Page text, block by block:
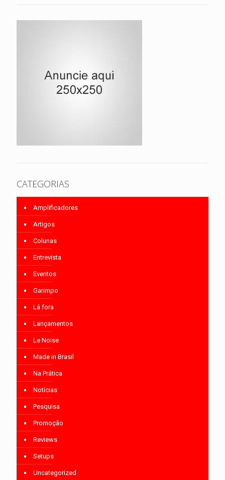
CATEGORIAS
Amplificadores
Artigos
Colunas
Entrevista
Eventos
Garimpo
Lá fora
Lançamentos
Le Noise
Made in Brasil
Na Prática
Notícias
Pesquisa
Promoção
Reviews
Setups
Uncategorized